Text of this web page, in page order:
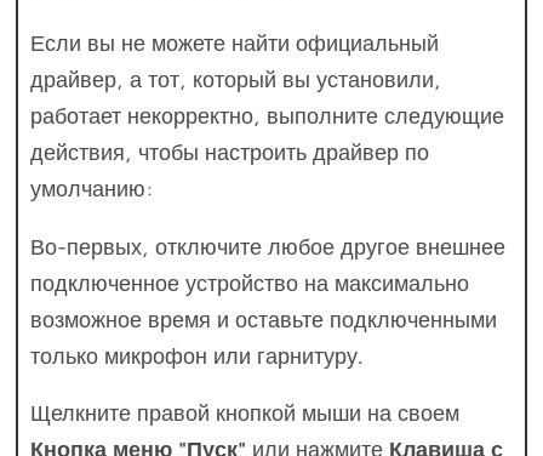
Если вы не можете найти официальный
драйвер, а тот, который вы установили,
работает некорректно, выполните следующие
действия, чтобы настроить драйвер по
умолчанию:
Во-первых, отключите любое другое внешнее
подключенное устройство на максимально
возможное время и оставьте подключенными
только микрофон или гарнитуру.
Щелкните правой кнопкой мыши на своем
Кнопка меню "Пуск" или нажмите Клавиша с